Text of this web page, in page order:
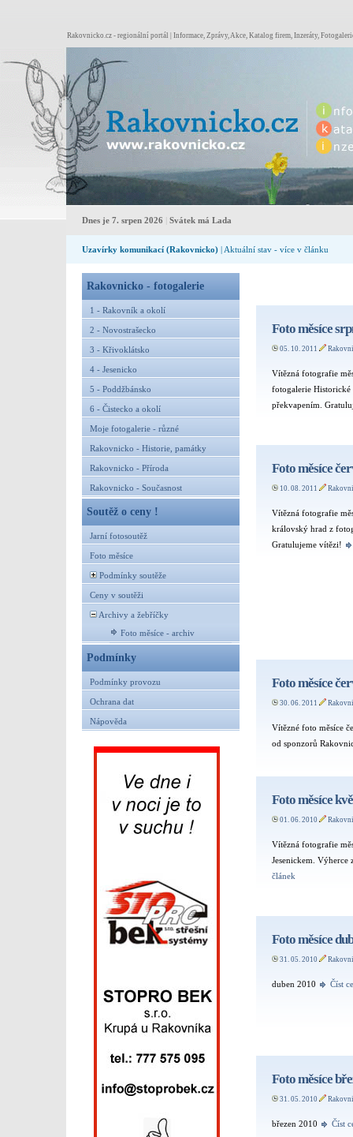
Rakovnicko.cz - regionální portál | Informace, Zprávy, Akce, Katalog firem, Inzeráty,
Dnes je 7. srpen 2026 Svátek má Lada
Uzavírky komunikací (Rakovnicko) | Aktuální stav - více v článku
Rakovnicko - fotogalerie
1 - Rakovník a okolí
2 - Novostrašecko
3 - Křivoklátsko
4 - Jesenicko
5 - Poddžbánsko
6 - Čistecko a okolí
Moje fotogalerie - různé
Rakovnicko - Historie, památky
Rakovnicko - Příroda
Rakovnicko - Současnost
Soutěž o ceny !
Jarní fotosoutěž
Foto měsíce
Podmínky soutěže
Ceny v soutěži
Archivy a žebříčky
Foto měsíce - archiv
Podmínky
Podmínky provozu
Ochrana dat
Nápověda
Foto měsíce
05. 10. 2011
Vítězná fotografie
fotogalerie Historické
překvapením.
Foto měsíce
10. 08. 2011
Vítězná fotografie
královský hrad z
Gratulujeme vítězi!
Foto měsíce
30. 06. 2011
Vítězné foto měsíce
od sponzorů
Foto měsíce
01. 06. 2010
Vítězná fotografie
Jesenickem.
článek
Foto měsíce
31. 05. 2010
duben 2010 Číst
Foto měsíce
31. 05. 2010
březen 2010 Číst